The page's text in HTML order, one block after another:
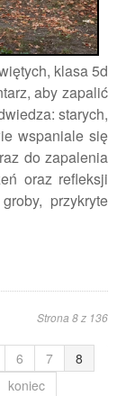
klasa 5d
aby zapalić
starych,
wspaniale się
do zapalenia
oraz refleksji
przykryte
Strona 8 z 136
6 7
8
koniec